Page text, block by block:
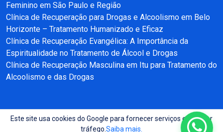
Feminino em São Paulo e Região
Clínica de Recuperação para Drogas e Alcoolismo em Belo
Horizonte – Tratamento Humanizado e Eficaz
Clínica de Recuperação Evangélica: A Importância da
Espiritualidade no Tratamento de Álcool e Drogas
Clínica de Recuperação Masculina em Itu para Tratamento do
Alcoolismo e das Drogas
Copyright © 2025 - 2026 Recuperação e Reabilitação SP Todos direitos
Este site usa cookies do Google para fornecer serviços e analisar
tráfego. Saiba mais.